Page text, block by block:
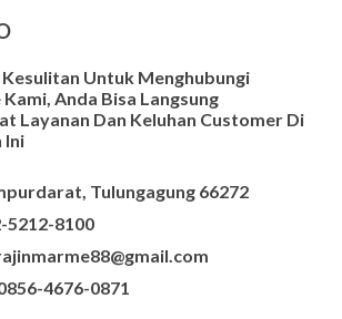
Untuk Menghubungi
Anda Bisa Langsung
Layanan Dan Keluhan Customer Di
Ini
Tulungagung 66272
5212-8100
4676-0871